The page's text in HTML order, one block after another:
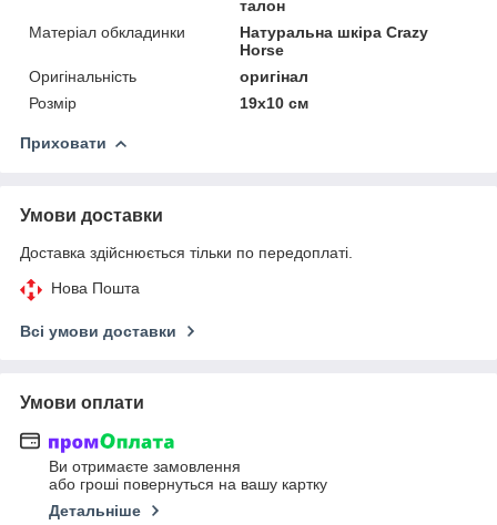
талон
Матеріал обкладинки
Натуральна шкіра Crazy
Horse
Оригінальність
оригінал
Розмір
19x10 см
Приховати
Умови доставки
Доставка здійснюється тільки по передоплаті.
Нова Пошта
Всі умови доставки
Умови оплати
Ви отримаєте замовлення
або гроші повернуться на вашу картку
Детальніше